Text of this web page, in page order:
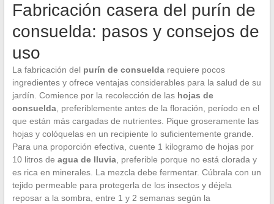
Fabricación casera del purín de
consuelda: pasos y consejos de
uso
La fabricación del purín de consueldarequiere pocos
ingredientes y ofrece ventajas considerables para la salud de su
jardín. Comience por la recolección de las hojas de
consuelda, preferiblemente antes de la floración, período en el
que están más cargadas de nutrientes. Pique groseramente las
hojas y colóquelas en un recipiente lo suficientemente grande.
Para una proporción efectiva, cuente 1 kilogramo de hojas por
10 litros de agua de lluvia, preferible porque no está clorada y
es rica en minerales. La mezcla debe fermentar. Cúbrala con un
tejido permeable para protegerla de los insectos y déjela
reposar a la sombra, entre 1 y 2 semanas según la